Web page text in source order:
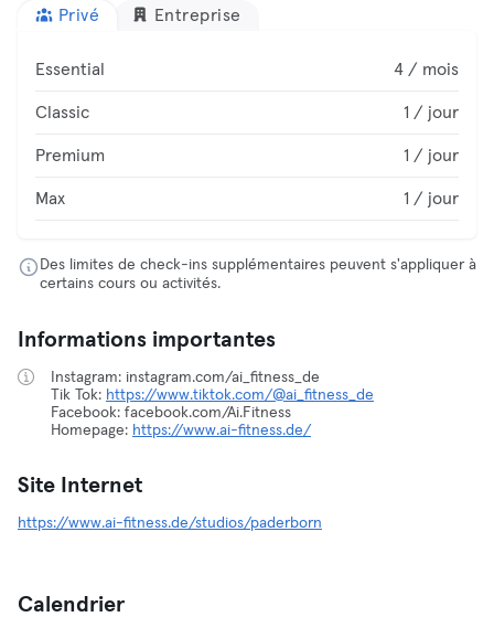
Privé Entreprise
Essential 4 / mois
Classic 1 / jour
Premium 1 / jour
Max 1 / jour
Des limites de check-ins supplémentaires peuvent s'appliquer à
certains cours ou activités.
Informations importantes
Instagram: instagram.com/ai_fitness_de
Tik Tok: https://www.tiktok.com/@ai_fitness_de
Facebook: facebook.com/Ai.Fitness
Homepage: https://www.ai-fitness.de/
Site Internet
https://www.ai-fitness.de/studios/paderborn
Calendrier